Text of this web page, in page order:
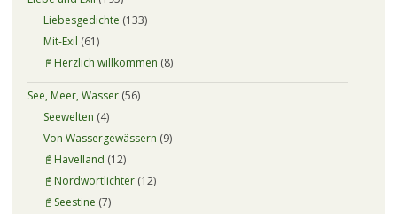
Liebesgedichte (133)
Mit-Exil (61)
📓Herzlich willkommen (8)
See, Meer, Wasser(56)
Seewelten (4)
Von Wassergewässern (9)
📓Havelland (12)
📓Nordwortlichter(12)
📓Seestine (7)